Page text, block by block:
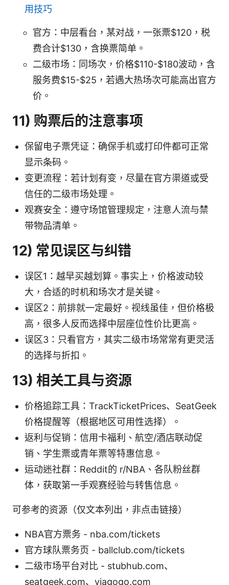
用技巧
官方：中层看台，某对战，一张票$120，税
费合计$130，含换票简单。
二级市场：同场次，价格$110-$180波动，含
服务费$15-$25，若遇大热场次可能高出官方
价。
11) 购票后的注意事项
保留电子票凭证：确保手机或打印件都可正常
显示条码。
变更流程：若计划有变，尽量在官方渠道或受
信任的二级市场处理。
观赛安全：遵守场馆管理规定，注意人流与禁
带物品清单。
12) 常见误区与纠错
误区1：越早买越划算。事实上，价格波动较
大，合适的时机和场次才是关键。
误区2：前排就一定最好。视线虽佳，但价格极
高，很多人反而选择中层座位性价比更高。
误区3：只看官方，其实二级市场常常有更灵活
的选择与折扣。
13) 相关工具与资源
价格追踪工具：TrackTicketPrices、SeatGeek
价格提醒等（根据地区可用性选择）。
返利与促销：信用卡福利、航空/酒店联动促
销、学生票或青年票等特惠信息。
运动迷社群：Reddit的 r/NBA、各队粉丝群
体，获取第一手观赛经验与转售信息。
可参考的资源（仅文本列出，非点击链接）
NBA官方票务 - nba.com/tickets
官方球队票务页 - ballclub.com/tickets
二级市场平台对比 - stubhub.com、
seatgeek.com、viagogo.com